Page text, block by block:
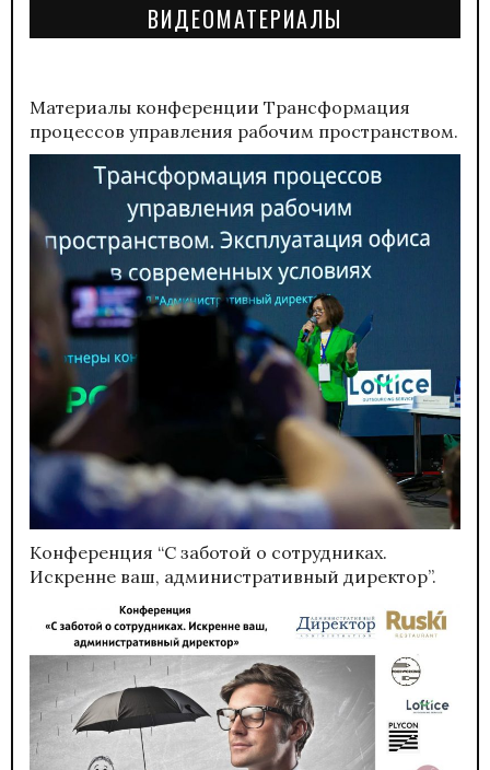
ВИДЕОМАТЕРИАЛЫ
Материалы конференции Трансформация
процессов управления рабочим пространством.
Конференция “С заботой о сотрудниках.
Искренне ваш, административный директор”.